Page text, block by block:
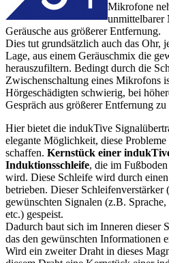
Mikrofone
unmittelbarer
Geräusche aus größerer Entfernung.
Dies tut grundsätzlich auch das Ohr,
Lage, aus einem Geräuschmix die
herauszufiltern. Bedingt durch die
Zwischenschaltung eines Mikrofons
Hörgeschädigten schwierig, bei
Gespräch aus größerer Entfernung
Hier bietet die indukTive
elegante Möglichkeit, diese Probleme
schaffen. Kernstück einer
Induktionsschleife, die im
wird. Diese Schleife wird durch
betrieben. Dieser
gewünschten Signalen (z.B.
etc.) gespeist.
Dadurch baut sich im Inneren dieser
das den gewünschten Informationen
Wird ein zweiter Draht in dieses